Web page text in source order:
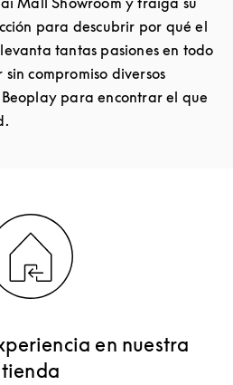
para descubrir por qué el
tantas pasiones en todo
compromiso diversos
para encontrar el que
en nuestra
tienda